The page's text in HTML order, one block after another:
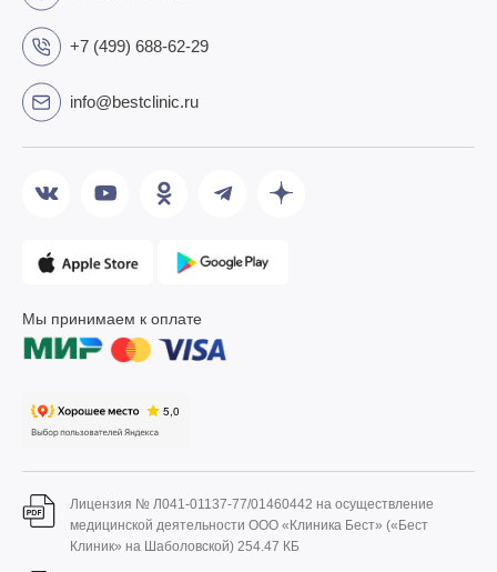
+7 (499) 688-62-29
info@bestclinic.ru
Мы принимаем к оплате
Лицензия № Л041-01137-77/01460442 на осуществление
медицинской деятельности ООО «Клиника Бест» («Бест
Клиник» на Шаболовской) 254.47 КБ